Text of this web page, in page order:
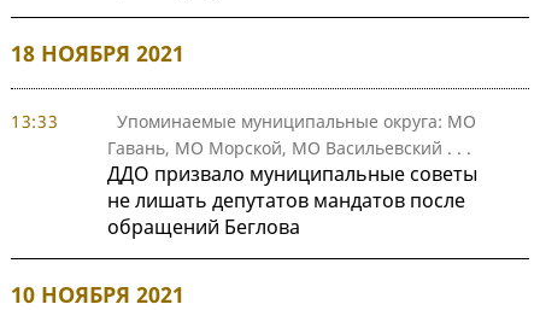
18 НОЯБРЯ 2021
13:33
Упоминаемые муниципальные округа: МО
Гавань, МО Морской, МО Васильевский . . .
ДДО призвало муниципальные советы
не лишать депутатов мандатов после
обращений Беглова
10 НОЯБРЯ 2021